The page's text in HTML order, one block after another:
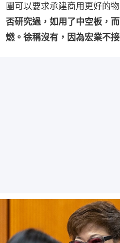
團可以要求承建商用更好的
否研究過，如用了中空板，
燃。徐稱沒有，因為宏業不接